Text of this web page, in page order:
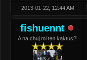
2013-01-22, 12:44 AM
fishuennt
A na chuj mi ten kaktus?!